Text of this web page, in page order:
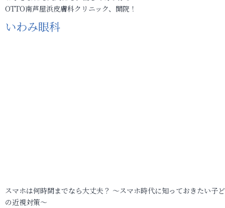
OTTO南芦屋浜皮膚科クリニック、開院！
いわみ眼科
スマホは何時間までなら大丈夫？ ～スマホ時代に知っておきたい子
の近視対策～